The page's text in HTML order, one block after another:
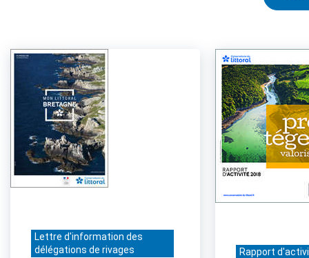
Lettre d'information des
délégations de rivages
Rapport